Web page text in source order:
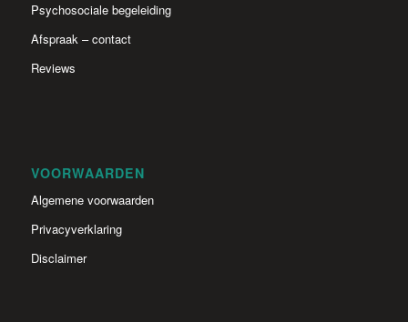
Psychosociale begeleiding
Afspraak – contact
Reviews
VOORWAARDEN
Algemene voorwaarden
Privacyverklaring
Disclaimer